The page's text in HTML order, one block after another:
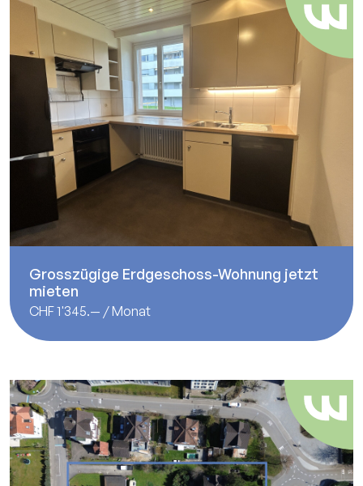
Grosszügige Erdgeschoss-Wohnung jetzt
mieten
CHF 1'345.— / Monat